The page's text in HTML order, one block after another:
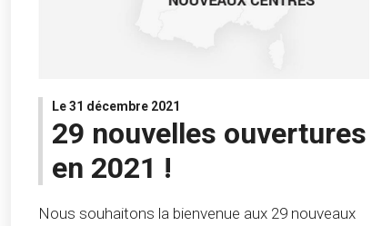
Le 31 décembre 2021
29 nouvelles ouvertures
en 2021 !
Nous souhaitons la bienvenue aux 29 nouveaux